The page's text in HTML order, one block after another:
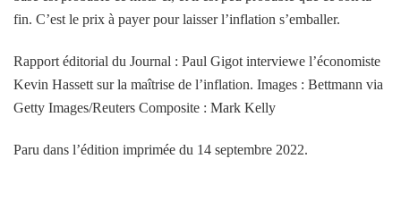
fin. C’est le prix à payer pour laisser l’inflation s’emballer.
Rapport éditorial du Journal : Paul Gigot interviewe l’économiste
Kevin Hassett sur la maîtrise de l’inflation. Images : Bettmann via
Getty Images/Reuters Composite : Mark Kelly
Paru dans l’édition imprimée du 14 septembre 2022.